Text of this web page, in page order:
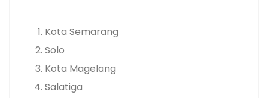
Kota Semarang
Solo
Kota Magelang
Salatiga